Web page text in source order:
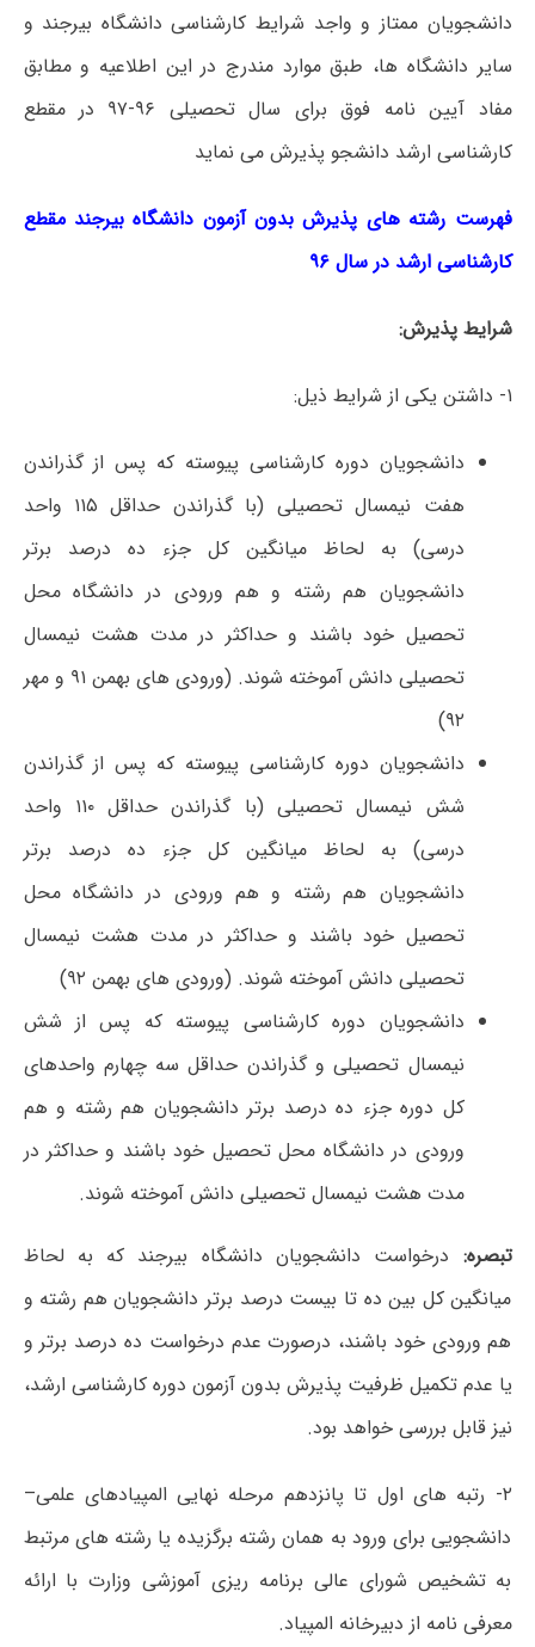
دانشجویان ممتاز و واجد شرایط کارشناسی دانشگاه بیرجند و
سایر دانشگاه ها، طبق موارد مندرج در این اطلاعیه و مطابق
مفاد آیین نامه فوق برای سال تحصیلی ۹۶-۹۷ در مقطع
کارشناسی ارشد دانشجو پذیرش می نماید
فهرست رشته های پذیرش بدون آزمون دانشگاه بیرجند مقطع
کارشناسی ارشد در سال ۹۶
شرایط پذیرش:
۱- داشتن یکی از شرایط ذیل:
دانشجویان دوره کارشناسی پیوسته که پس از گذراندن
هفت نیمسال تحصیلی (با گذراندن حداقل ۱۱۵ واحد
درسی) به لحاظ میانگین کل جزء ده درصد برتر
دانشجویان هم رشته و هم ورودی در دانشگاه محل
تحصیل خود باشند و حداکثر در مدت هشت نیمسال
تحصیلی دانش آموخته شوند. (ورودی های بهمن ۹۱ و مهر
۹۲)
دانشجویان دوره کارشناسی پیوسته که پس از گذراندن
شش نیمسال تحصیلی (با گذراندن حداقل ۱۱۰ واحد
درسی) به لحاظ میانگین کل جزء ده درصد برتر
دانشجویان هم رشته و هم ورودی در دانشگاه محل
تحصیل خود باشند و حداکثر در مدت هشت نیمسال
تحصیلی دانش آموخته شوند. (ورودی های بهمن ۹۲)
دانشجویان دوره کارشناسی پیوسته که پس از شش
نیمسال تحصیلی و گذراندن حداقل سه چهارم واحدهای
کل دوره جزء ده درصد برتر دانشجویان هم رشته و هم
ورودی در دانشگاه محل تحصیل خود باشند و حداکثر در
مدت هشت نیمسال تحصیلی دانش آموخته شوند.
تبصره: درخواست دانشجویان دانشگاه بیرجند که به لحاظ
میانگین کل بین ده تا بیست درصد برتر دانشجویان هم رشته و
هم ورودی خود باشند، درصورت عدم درخواست ده درصد برتر و
یا عدم تکمیل ظرفیت پذیرش بدون آزمون دوره کارشناسی ارشد،
نیز قابل بررسی خواهد بود.
۲- رتبه های اول تا پانزدهم مرحله نهایی المپیادهای علمی–
دانشجویی برای ورود به همان رشته برگزیده یا رشته های مرتبط
به تشخیص شورای عالی برنامه ریزی آموزشی وزارت با ارائه
معرفی نامه از دبیرخانه المپیاد.